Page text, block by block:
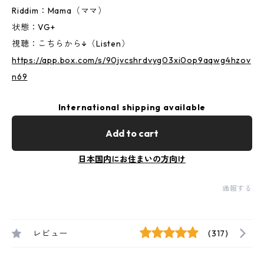
Riddim：Mama（ママ）
状態：VG+
視聴：こちらから↓（Listen）
https://app.box.com/s/90jvcshrdvyg03xi0op9aqwg4hzov
n69
International shipping available
Add to cart
日本国内にお住まいの方向け
通報する
レビュー (317)